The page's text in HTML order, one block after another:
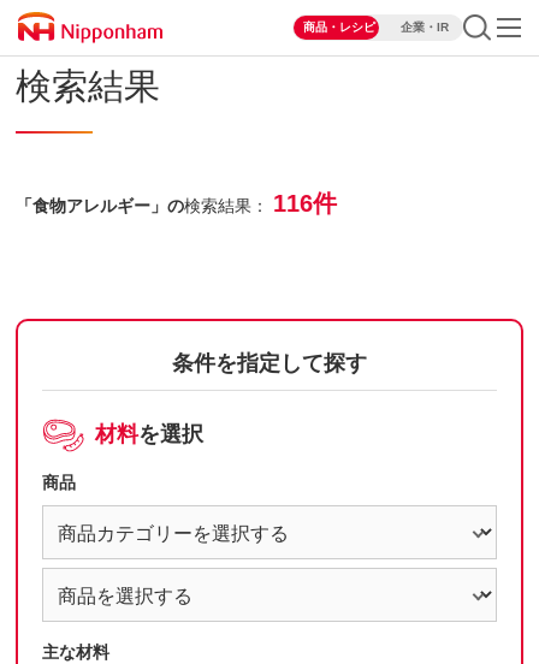
商品・レシピ 企業・IR
検索結果
「食物アレルギー」の検索結果： 116件
条件を指定して探す
材料を選択
商品
主な材料